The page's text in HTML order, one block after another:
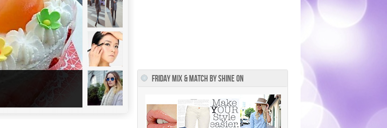
FRIDAY MIX & MATCH BY SHINE ON